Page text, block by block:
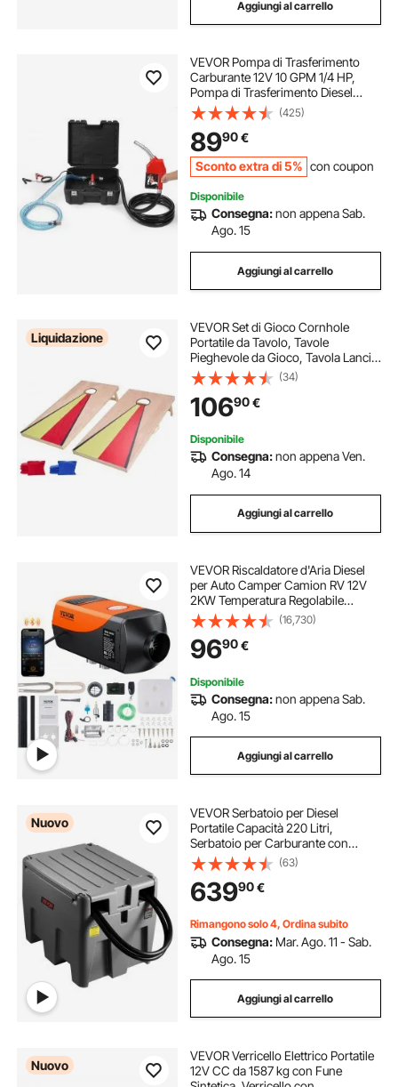
Aggiungi al carrello
VEVOR Pompa di Trasferimento
Carburante 12V 10 GPM 1/4 HP,
Pompa di Trasferimento Diesel
Elettrica Portatile con Ugello
Carburante Flusso Elevato, Tubo
Flessibile di Ingresso e Uscita
(425)
8990€
Sconto extra di 5% con coupon
Disponibile
Consegna:non appena Sab.
Ago. 15
Aggiungi al carrello
Liquidazione
VEVOR Set di Gioco Cornhole
Portatile da Tavolo, Tavole
Pieghevole da Gioco, Tavola Lancio
Portatile in Legno Massello, Gioco
Cornhole per Adulti, 8 Sacchetti di
Fagioli, 1255 x 600 x 302 mm
(34)
10690€
Disponibile
Consegna:non appena Ven.
Ago. 14
Aggiungi al carrello
VEVOR Riscaldatore d'Aria Diesel
per Auto Camper Camion RV 12V
2KW Temperatura Regolabile
8℃-36℃ Controllo Bluetooth,
Riscaldatore da Parcheggio per
Auto Consumo di Carburante 0,12-
0,26L/h BTU 10-15m²
(16,730)
9690€
Disponibile
Consegna:non appena Sab.
Ago. 15
Aggiungi al carrello
Nuovo
VEVOR Serbatoio per Diesel
Portatile Capacità 220 Litri,
Serbatoio per Carburante con
Pompa di Trasferimento Elettrica da
12 V Potenza 140W, Stoccaggio per
Carburante, Grigio
(63)
63990€
Rimangono solo 4, Ordina subito
Consegna: Mar. Ago. 11 - Sab.
Ago. 15
Aggiungi al carrello
Nuovo
VEVOR Verricello Elettrico Portatile
12V CC da 1587 kg con Fune